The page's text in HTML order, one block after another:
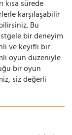
kısa sürede
karşılaşabilir
Bu
bir deneyim
ve keyifli bir
oyun düzeniyle
bir oyun
siz değerli